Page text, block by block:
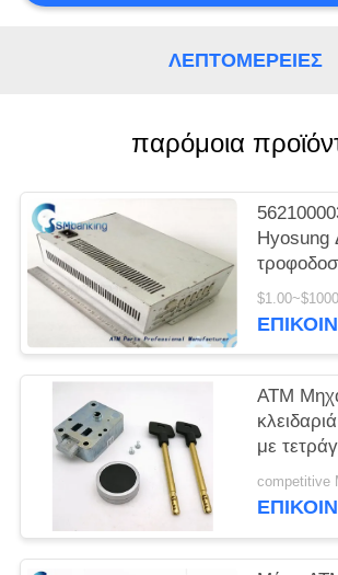
PRIVACY
POLICY
ΛΕΠΤΟΜΈΡΕΙΕΣ
παρόμοια
Hyosung
BATMIC
ΑΤΜ
με
υψηλής
ΑΤΜ
competitive